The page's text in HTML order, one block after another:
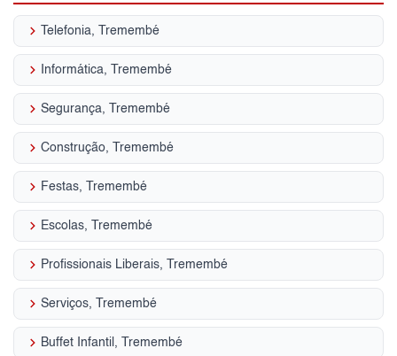
keyboard_arrow_right Telefonia, Tremembé
keyboard_arrow_right Informática, Tremembé
keyboard_arrow_right Segurança, Tremembé
keyboard_arrow_right Construção, Tremembé
keyboard_arrow_right Festas, Tremembé
keyboard_arrow_right Escolas, Tremembé
keyboard_arrow_right Profissionais Liberais, Tremembé
keyboard_arrow_right Serviços, Tremembé
keyboard_arrow_right Buffet Infantil, Tremembé